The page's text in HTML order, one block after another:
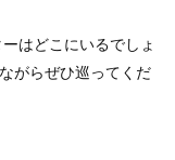
はどこにいるでしょ
がらぜひ巡ってくだ